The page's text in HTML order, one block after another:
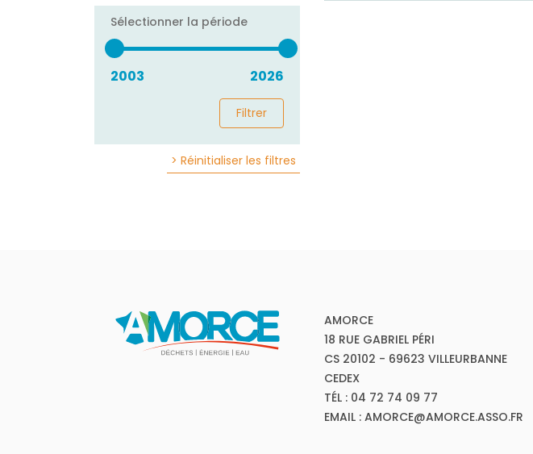
Sélectionner la période
2003 2026
Filtrer
> Réinitialiser les filtres
AMORCE
18 RUE GABRIEL PÉRI
CS 20102 - 69623 VILLEURBANNE
CEDEX
TÉL : 04 72 74 09 77
EMAIL : AMORCE@AMORCE.ASSO.FR